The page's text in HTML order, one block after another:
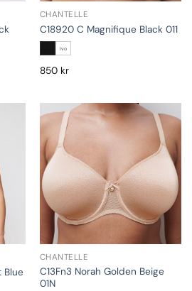
CHANTELLE
C18920 C Magnifique Black 011
Ivo
850 kr
Blue
CHANTELLE
C13Fn3 Norah Golden Beige
01N